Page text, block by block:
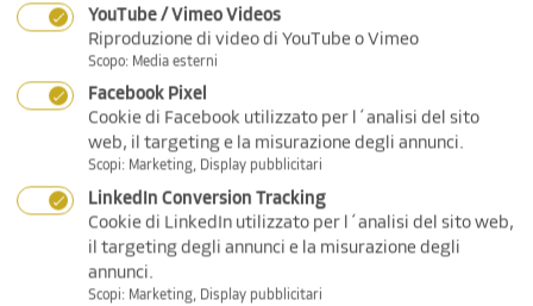
compensation
Indemnisation
Compensation
YouTube / Vimeo Videos
Riproduzione di video di YouTube o Vimeo
Scopo: Media esterni
Facebook Pixel
Cookie di Facebook utilizzato per l´analisi del sito
web, il targeting e la misurazione degli annunci.
Scopi: Marketing, Display pubblicitari
LinkedIn Conversion Tracking
Cookie di LinkedIn utilizzato per l´analisi del sito web,
il targeting degli annunci e la misurazione degli
annunci.
Scopi: Marketing, Display pubblicitari